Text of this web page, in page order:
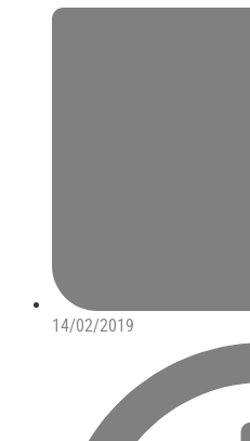
14/02/2019